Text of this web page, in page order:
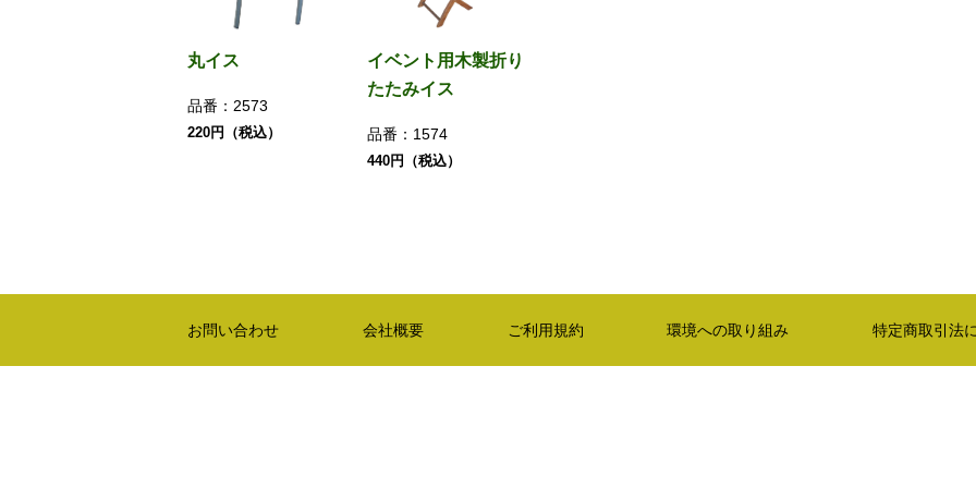
丸イス
品番： 2573
220円（税込）
イベント用木製折り
たたみイス
品番： 1574
440円（税込）
お問い合わせ 会社概要 ご利用規約 環境への取り組み 特定商取引法